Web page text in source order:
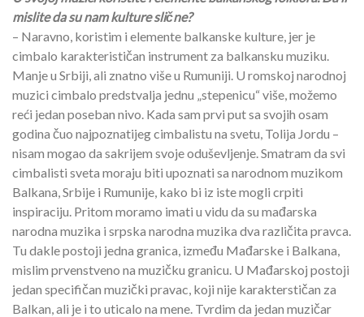
mislite da su nam kulture slične?
– Naravno, koristim i elemente balkanske kulture, jer je
cimbalo karakterističan instrument za balkansku muziku.
Manje u Srbiji, ali znatno više u Rumuniji. U romskoj narodnoj
muzici cimbalo predstvalja jednu „stepenicu“ više, možemo
reći jedan poseban nivo. Kada sam prvi put sa svojih osam
godina čuo najpoznatijeg cimbalistu na svetu, Tolija Jordu –
nisam mogao da sakrijem svoje oduševljenje. Smatram da svi
cimbalisti sveta moraju biti upoznati sa narodnom muzikom
Balkana, Srbije i Rumunije, kako bi iz iste mogli crpiti
inspiraciju. Pritom moramo imati u vidu da su mađarska
narodna muzika i srpska narodna muzika dva različita pravca.
Tu dakle postoji jedna granica, između Mađarske i Balkana,
mislim prvenstveno na muzičku granicu. U Mađarskoj postoji
jedan specifičan muzički pravac, koji nije karakterstičan za
Balkan, ali je i to uticalo na mene. Tvrdim da jedan muzičar